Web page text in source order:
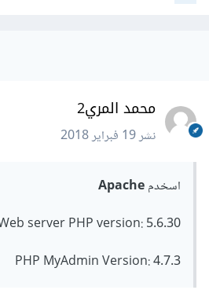
محمد المري2
نشر19 فبراير 2018
اسخدمApache
Web server PHP version: 5.6.30
PHP MyAdmin Version: 4.7.3